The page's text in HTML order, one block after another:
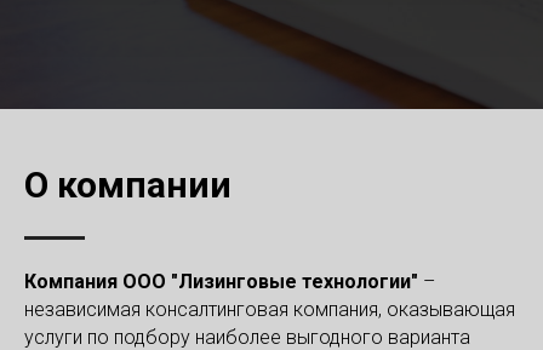
О компании
Компания ООО "Лизинговые технологии" –
независимая консалтинговая компания, оказывающая
услуги по подбору наиболее выгодного варианта